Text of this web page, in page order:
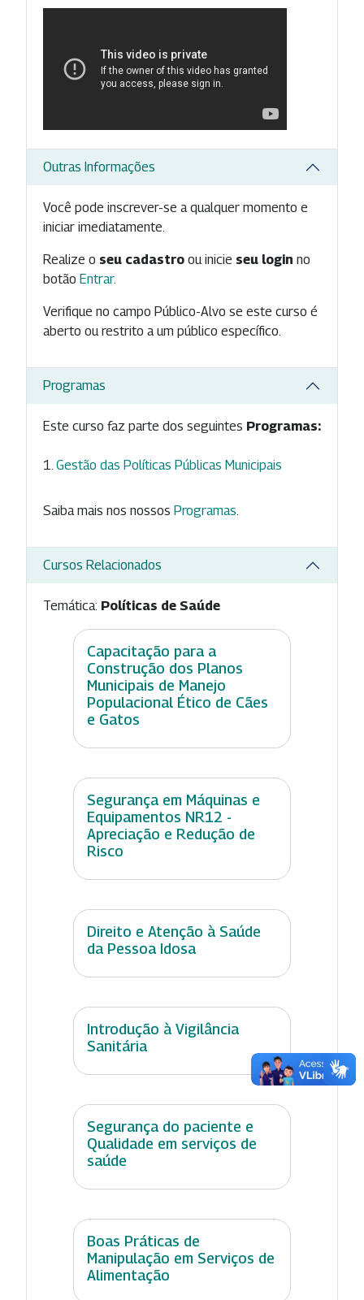
Outras Informações
Você pode inscrever-se a qualquer momento e
iniciar imediatamente.
Realize o seu cadastro ou inicie seu login no
botão Entrar.
Verifique no campo Público-Alvo se este curso é
aberto ou restrito a um público específico.
Programas
Este curso faz parte dos seguintes Programas:
Gestão das Políticas Públicas Municipais
Saiba mais nos nossos Programas
Cursos Relacionados
Temática: Políticas de Saúde
Capacitação para a
Construção dos Planos
Municipais de Manejo
Populacional Ético de Cães
e Gatos
Segurança em Máquinas e
Equipamentos NR12 -
Apreciação e Redução de
Risco
Direito e Atenção à Saúde
da Pessoa Idosa
Introdução à Vigilância
Sanitária
Segurança do paciente e
Qualidade em serviços de
saúde
Boas Práticas de
Manipulação em Serviços de
Alimentação